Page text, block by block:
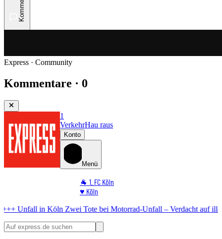
Express · Community
Kommentare · 0
1
VerkehrHau raus
Konto
Menü
🐐 1. FC Köln
♥️ Köln
🏆 Sport
Zwei Tote bei Motorrad-Unfall – Verdacht auf illegales Rennen+++